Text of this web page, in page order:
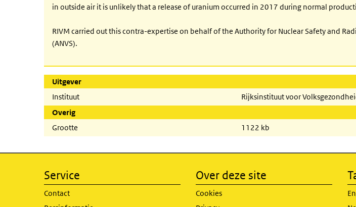
in outside air it is unlikely that a release of uranium occurred in 2017 during normal
RIVM carried out this contra-expertise on behalf of the Authority for Nuclear Safety and
(ANVS).
Uitgever
Instituut
Rijksinstituut voor
Overig
Grootte
1122 kb
Service
Contact
Over deze site
Cookies